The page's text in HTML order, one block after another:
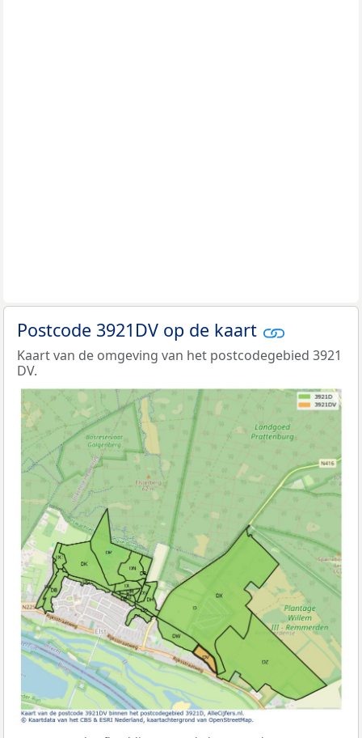
Postcode 3921DV op de kaart
Kaart van de omgeving van het postcodegebied 3921
DV.